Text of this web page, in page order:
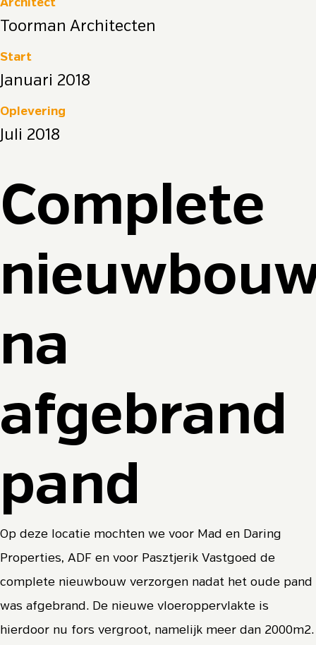
Architect
Toorman Architecten
Start
Januari 2018
Oplevering
Juli 2018
Complete
na
afgebrand
pand
Op deze locatie mochten we voor Mad en Daring
Properties, ADF en voor Pasztjerik Vastgoed de
complete nieuwbouw verzorgen nadat het oude pand
was afgebrand. De nieuwe vloeroppervlakte is
hierdoor nu fors vergroot, namelijk meer dan 2000m2.